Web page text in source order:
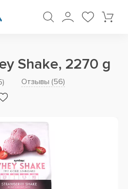
Shake, 2270 g
Отзывы (56)